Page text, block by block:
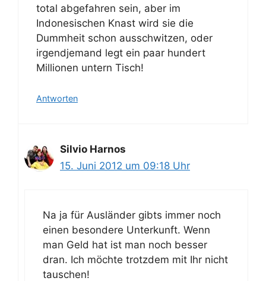
total abgefahren sein, aber im
Indonesischen Knast wird sie die
Dummheit schon ausschwitzen, oder
irgendjemand legt ein paar hundert
Millionen untern Tisch!
Antworten
Silvio Harnos
15. Juni 2012 um 09:18 Uhr
Na ja für Ausländer gibts immer noch
einen besondere Unterkunft. Wenn
man Geld hat ist man noch besser
dran. Ich möchte trotzdem mit Ihr nicht
tauschen!